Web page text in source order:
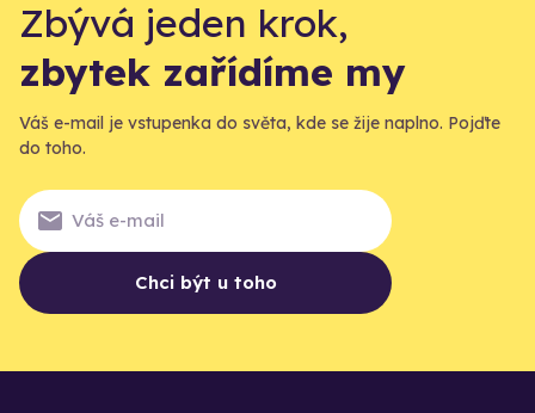
Zbývá jeden krok,
zbytek zařídíme my
Váš e-mail je vstupenka do světa, kde se žije naplno. Pojďte
do toho.
Chci být u toho